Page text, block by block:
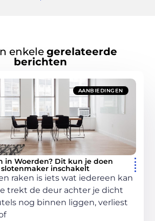
enkele gerelateerde
berichten
AANBIEDINGEN
in Woerden? Dit kun je doen
inschakelt
raken is iets wat iedereen kan
trekt de deur achter je dicht
nog binnen liggen, verliest